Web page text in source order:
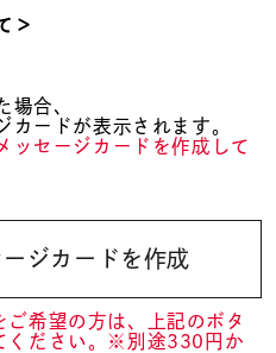
＞
場合、
カードが表示されます。
ッセージカードを作成して
ージカードを作成
ご希望の方は、上記のボタ
ください。※別途330円か